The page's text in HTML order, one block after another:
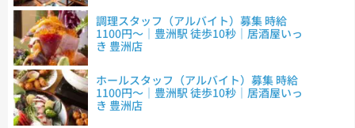
調理スタッフ（アルバイト）募集 時給
1100円～｜豊洲駅 徒歩10秒｜居酒屋いっ
き 豊洲店
ホールスタッフ（アルバイト）募集 時給
1100円～｜豊洲駅 徒歩10秒｜居酒屋いっ
き 豊洲店